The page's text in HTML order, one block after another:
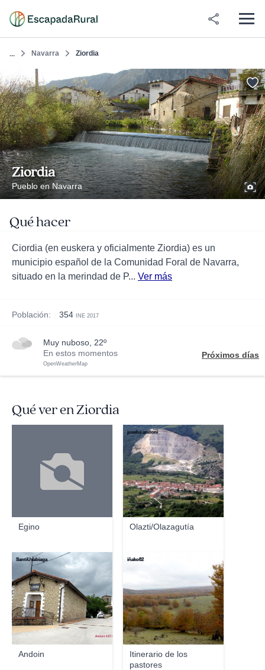
... Navarra Ziordia
Ziordia
Pueblo en Navarra
Qué hacer
Ciordia (en euskera y oficialmente Ziordia) es un
municipio español de la Comunidad Foral de Navarra,
situado en la merindad de P... Ver más
Población: 354 INE 2017
muy nuboso, 22º
En estos momentos
OpenWeatherMap
Próximos días
Qué ver en Ziordia
Egino Olazti/Olazagutía
joseba andoni
Andoin
SantiUsabiaga
Itinerario de los
pastores
iñako82